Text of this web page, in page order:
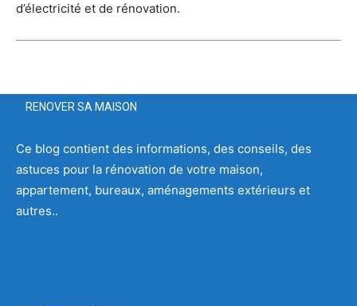
d’électricité et de rénovation.
RENOVER SA MAISON
Ce blog contient des informations, des conseils, des
astuces pour la rénovation de votre maison,
appartement, bureaux, aménagements extérieurs et
autres..